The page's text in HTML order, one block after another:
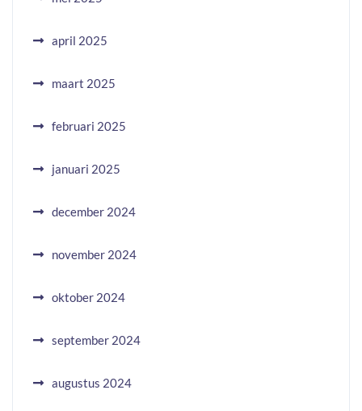
april 2025
maart 2025
februari 2025
januari 2025
december 2024
november 2024
oktober 2024
september 2024
augustus 2024